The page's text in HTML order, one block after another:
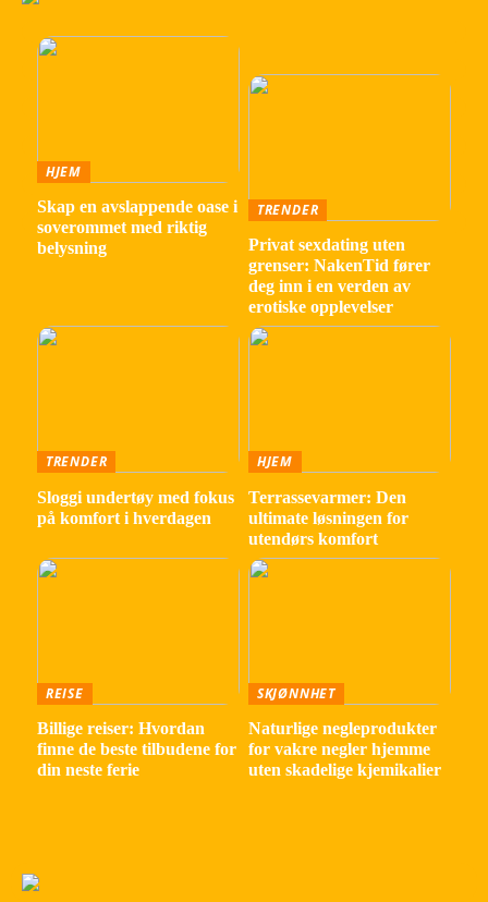
HJEM
Skap en avslappende oase i
soverommet med riktig
belysning
TRENDER
Privat sexdating uten
grenser: NakenTid fører
deg inn i en verden av
erotiske opplevelser
TRENDER
Sloggi undertøy med fokus
på komfort i hverdagen
HJEM
Terrassevarmer: Den
ultimate løsningen for
utendørs komfort
REISE
Billige reiser: Hvordan
finne de beste tilbudene for
din neste ferie
SKJØNNHET
Naturlige negleprodukter
for vakre negler hjemme
uten skadelige kjemikalier